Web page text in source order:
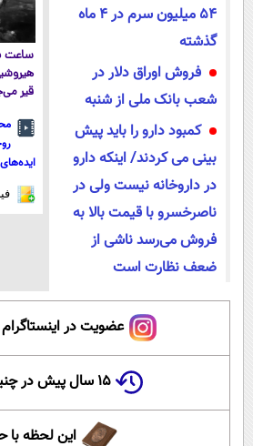
۵۴ میلیون سرم در ۴ ماه
گذشته
فروش اوراق دلار در
شعب بانک ملی از شنبه
کمبود دارو را باید پیش
بینی می کردند/ اینکه دارو
در داروخانه نیست ولی در
ناصرخسرو با قیمت بالا به
فروش می‌رسد ناشی از
ضعف نظارت است
قیر
عضویت در
۱۵ سال پیش در چنین روزی
این لحظه با